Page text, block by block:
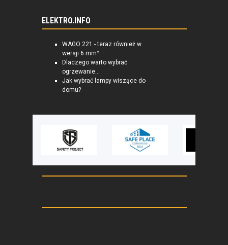
ELEKTRO.INFO
WAGO 221 - teraz również w
wersji 6 mm²
Dlaczego warto wybrać
ogrzewanie...
Jak wybrać lampy wiszące do
domu?